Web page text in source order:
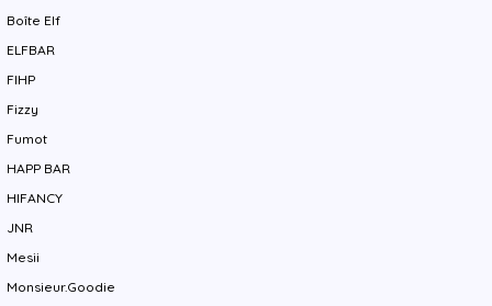
Boîte Elf
ELFBAR
FIHP
Fizzy
Fumot
HAPP BAR
HIFANCY
JNR
Mesii
Monsieur.Goodie